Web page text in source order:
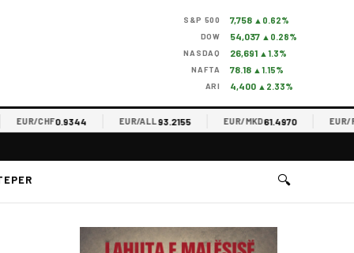
S&P 500 7,758 ▲0.62%
DOW 54,037 ▲0.28%
NASDAQ 26,691 ▲1.3%
NAFTA 78.18 ▲1.15%
ARI 4,400 ▲2.33%
EUR/CHF0.9344 EUR/ALL93.2155 EUR/MKD61.4970 EUR/RSD
🔍